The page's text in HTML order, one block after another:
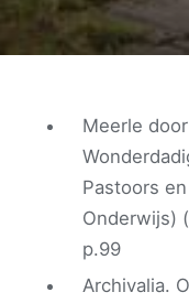
Meerle
Pastoors
Onderwijs)
p.99
Archivalia.